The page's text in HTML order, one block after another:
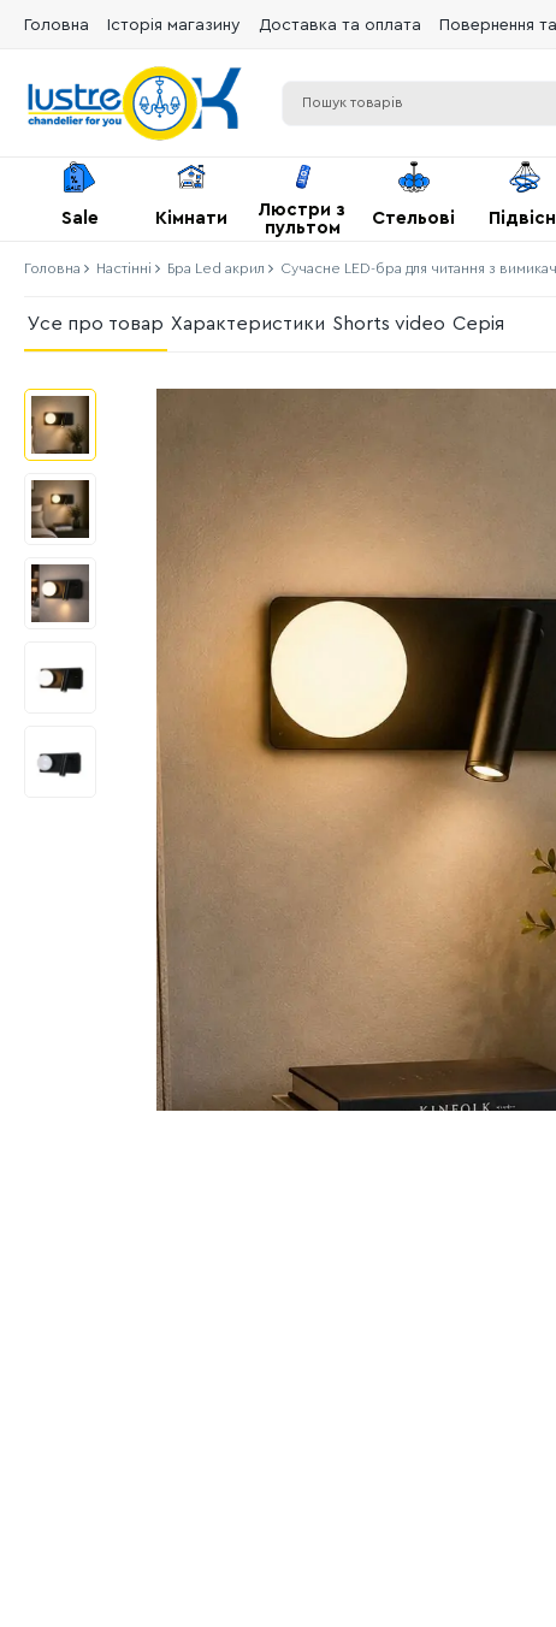
Головна Історія магазину Доставка та оплата Повернення
Sale Кімнати
Люстри з
пультом
Стельові
Головна Настінні Бра Led акрил Сучасне LED-бра для читання з
Усе про товар Характеристики Shorts video Серія